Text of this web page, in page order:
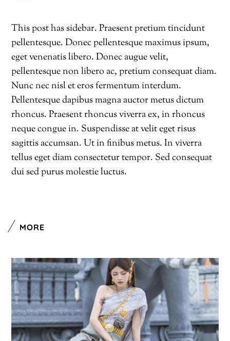
This post has sidebar. Praesent pretium tincidunt
pellentesque. Donec pellentesque maximus ipsum,
eget venenatis libero. Donec augue velit,
pellentesque non libero ac, pretium consequat diam.
Nunc nec nisl et eros fermentum interdum.
Pellentesque dapibus magna auctor metus dictum
rhoncus. Praesent rhoncus viverra ex, in rhoncus
neque congue in. Suspendisse at velit eget risus
sagittis accumsan. Ut in finibus metus. In viverra
tellus eget diam consectetur tempor. Sed consequat
dui sed purus molestie luctus.
MORE